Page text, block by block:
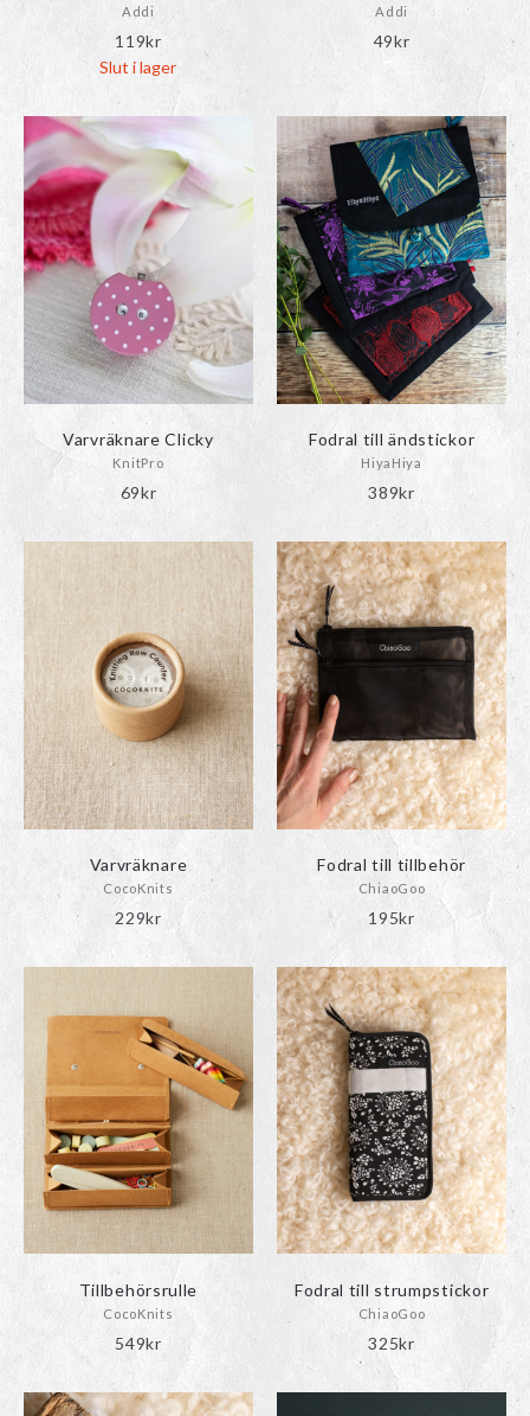
Addi
119kr
Slut i lager
Addi
49kr
Varvräknare Clicky
KnitPro
69kr
Fodral till ändstickor
HiyaHiya
389kr
Varvräknare
CocoKnits
229kr
Fodral till tillbehör
ChiaoGoo
195kr
Tillbehörsrulle
CocoKnits
549kr
Fodral till strumpstickor
ChiaoGoo
325kr
Den